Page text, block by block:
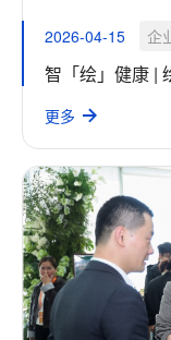
2026-04-15 企
智「绘」健康 |
更多